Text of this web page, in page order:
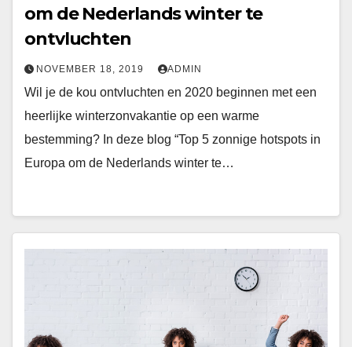
om de Nederlands winter te
ontvluchten
NOVEMBER 18, 2019 ADMIN
Wil je de kou ontvluchten en 2020 beginnen met een
heerlijke winterzonvakantie op een warme
bestemming? In deze blog “Top 5 zonnige hotspots in
Europa om de Nederlands winter te…